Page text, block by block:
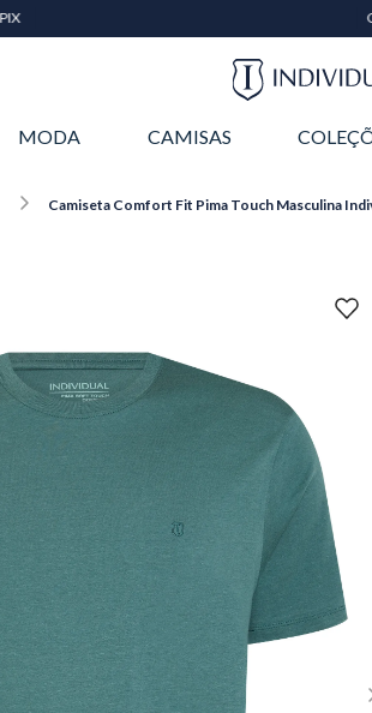
CASHBACK DE 15% EM
MODA CAMISAS
Camiseta Comfort Fit Pima Touch Masculina